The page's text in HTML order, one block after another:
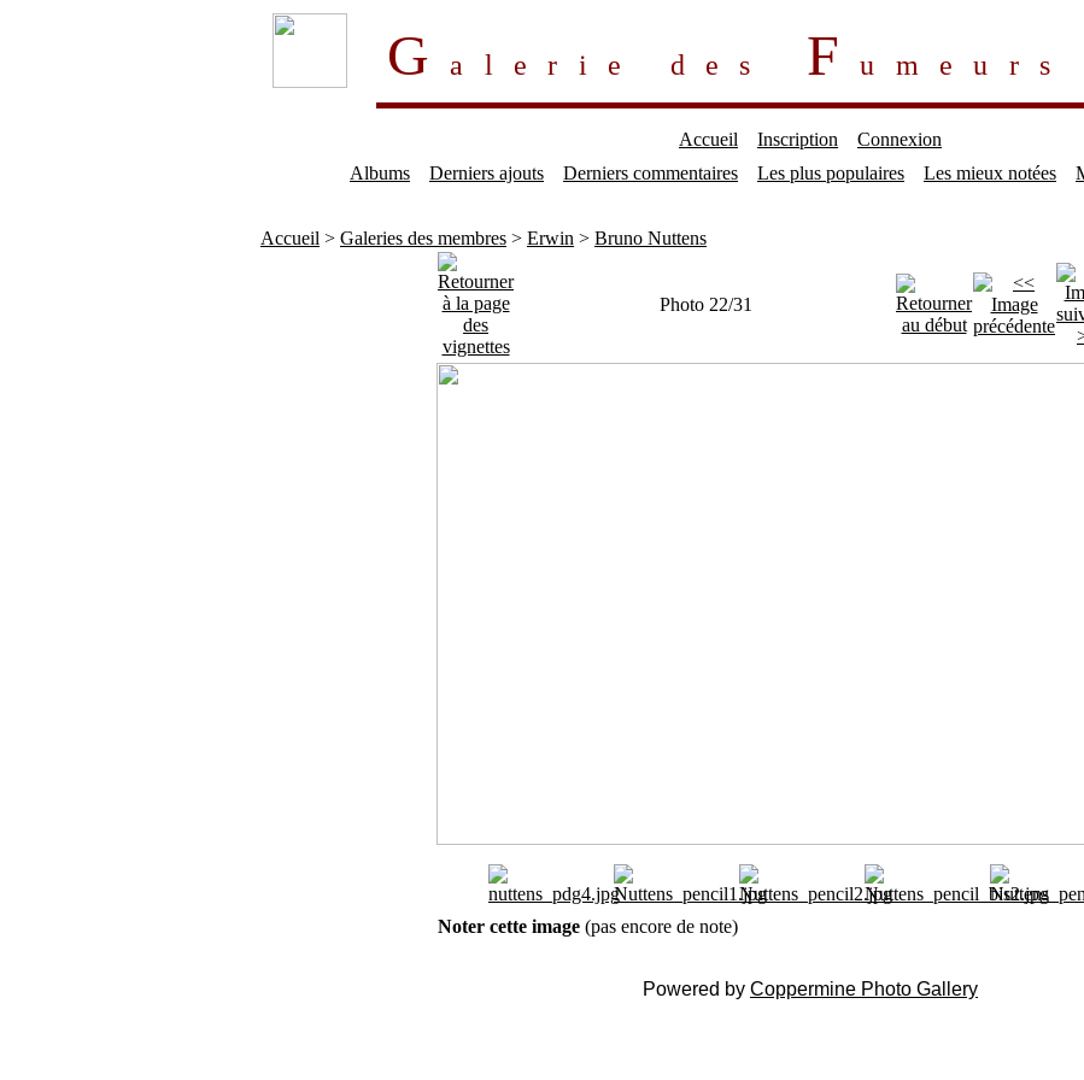
Galerie des F
Accueil Inscription
Connexion
Albums
Derniers ajouts Derniers commentaires Les plus populaires Les mieux notées
Accueil > Galeries des membres > Erwin > Bruno Nuttens
Photo 22/31
Noter cette image (pas encore de note)
Powered by Coppermine Photo Gallery